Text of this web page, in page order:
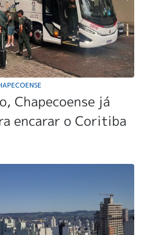
Chapecoense já
encarar o Coritiba